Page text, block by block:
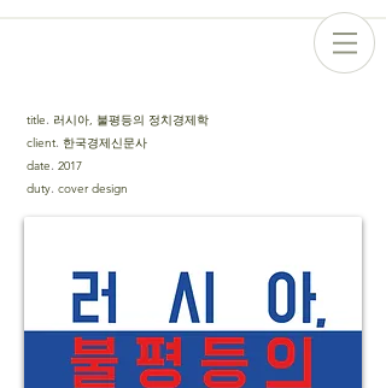
title. 러시아, 불평등의 정치경제학
client. 한국경제신문사
date. 2017
duty. cover design